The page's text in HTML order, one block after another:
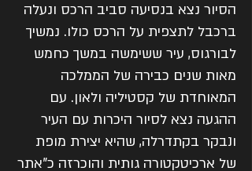
הסיור נצא בנסיעה סביב הרכס ונעלה
ברכבל לתצפית על הרכס כולו. נמשיך
לבורגוס, עיר ששימשה במשך כחמש
מאות שנים כבירה של הממלכה
המאוחדת של קסטיליה ולאון. עם
ההגעה נצא לסיור היכרות עם העיר
ונבקר בקתדרלה, שהיא יצירת מופת
של ארכיטקטורה גותית והוכרזה כ"אתר